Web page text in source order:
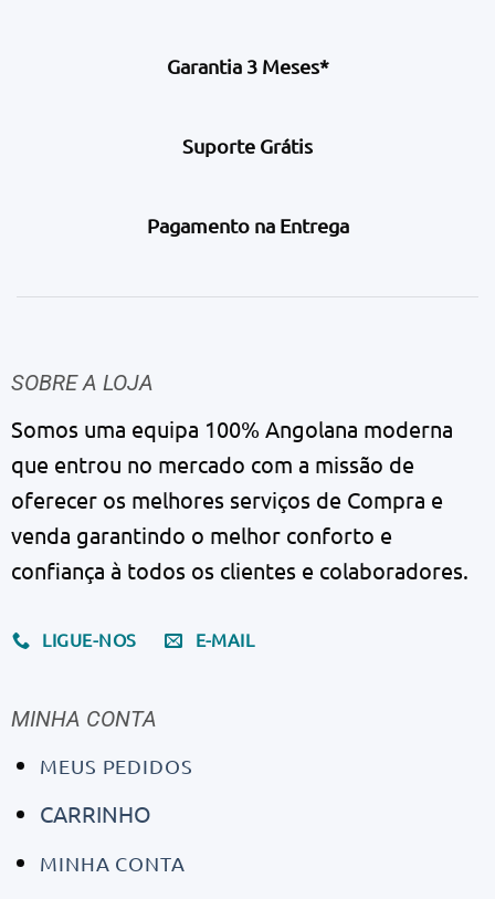
Garantia 3 Meses*
Suporte Grátis
Pagamento na Entrega
SOBRE A LOJA
Somos uma equipa 100% Angolana moderna
que entrou no mercado com a missão de
oferecer os melhores serviços de Compra e
venda garantindo o melhor conforto e
confiança à todos os clientes e colaboradores.
LIGUE-NOS E-MAIL
MINHA CONTA
MEUS PEDIDOS
CARRINHO
MINHA CONTA